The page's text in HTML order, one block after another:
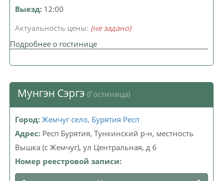
Выезд: 12:00
Актуальность цены: (не задано)
Подробнее о гостинице
Мунгэн Сэргэ (Гостиница)
Город: Жемчуг село, Бурятия Респ
Адрес: Респ Бурятия, Тункинский р-н, местность
Вышка (с Жемчуг), ул Центральная, д 6
Номер реестровой записи: